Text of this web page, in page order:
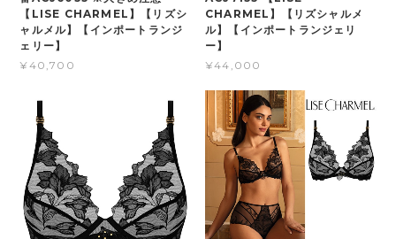
【LISE CHARMEL】【リズシ
ャルメル】【インポートランジ
ェリー】
¥40,700
CHARMEL】【リズシャルメ
ル】【インポートランジェリ
ー】
¥44,000